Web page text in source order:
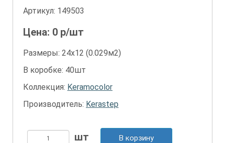
Артикул: 149503
Цена: 0 р/шт
Размеры: 24х12 (0.029м2)
В коробке: 40шт
Коллекция: Keramocolor
Производитель: Kerastep
В корзину